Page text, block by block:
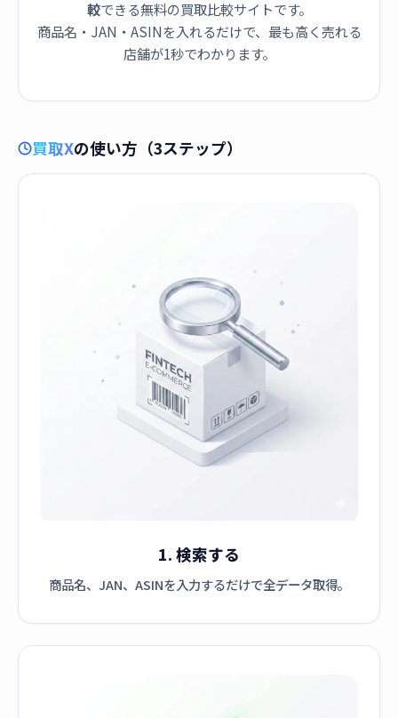
較できる無料の買取比較サイトです。
商品名・JAN・ASINを入れるだけで、最も高く売れる
店舗が1秒でわかります。
買取Xの使い方（3ステップ）
1. 検索する
商品名、JAN、ASINを入力するだけで全データ取得。